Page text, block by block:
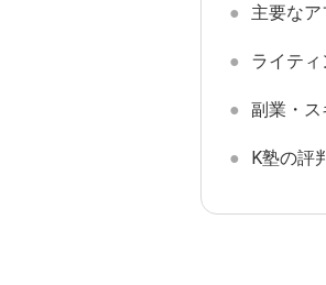
主要な
ライテ
副業・
K塾の評